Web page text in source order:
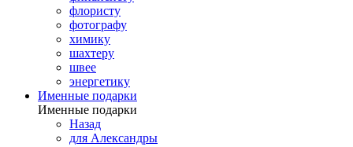
флористу
фотографу
химику
шахтеру
швее
энергетику
Именные подарки
Именные подарки
Назад
для Александры